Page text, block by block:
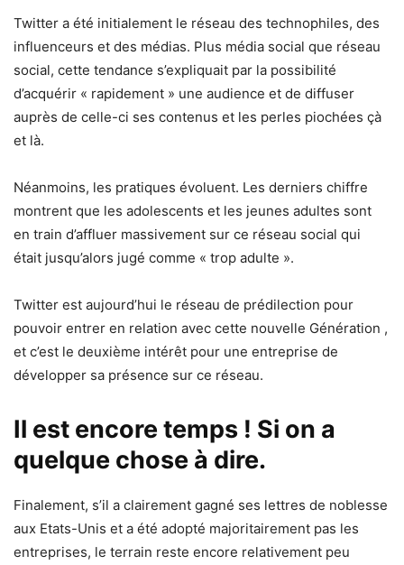
Twitter a été initialement le réseau des technophiles, des
influenceurs et des médias. Plus média social que réseau
social, cette tendance s’expliquait par la possibilité
d’acquérir « rapidement » une audience et de diffuser
auprès de celle-ci ses contenus et les perles piochées çà
et là.
Néanmoins, les pratiques évoluent. Les derniers chiffre
montrent que les adolescents et les jeunes adultes sont
en train d’affluer massivement sur ce réseau social qui
était jusqu’alors jugé comme « trop adulte ».
Twitter est aujourd’hui le réseau de prédilection pour
pouvoir entrer en relation avec cette nouvelle Génération ,
et c’est le deuxième intérêt pour une entreprise de
développer sa présence sur ce réseau.
Il est encore temps ! Si on a
quelque chose à dire.
Finalement, s’il a clairement gagné ses lettres de noblesse
aux Etats-Unis et a été adopté majoritairement pas les
entreprises, le terrain reste encore relativement peu